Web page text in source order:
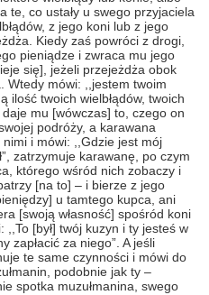
te, co ustały u swego przyjaciela
z jego koni lub z jego
Kiedy zaś powróci z drogi,
pieniądze i zwraca mu jego
się], jeżeli przejeżdża obok
Wtedy mówi: ,,jestem twoim
ilość twoich wielbłądów, twoich
mu [wówczas] to, czego on
podróży, a karawana
i mówi: ,,Gdzie jest mój
zatrzymuje karawanę, po czym
którego wśród nich zobaczy i
[na to] – i bierze z jego
u tamtego kupca, ani
[swoją własność] spośród koni
,,To [był] twój kuzyn i ty jesteś w
zapłacić za niego”. A jeśli
te same czynności i mówi do
podobnie jak ty –
spotka muzułmanina, swego